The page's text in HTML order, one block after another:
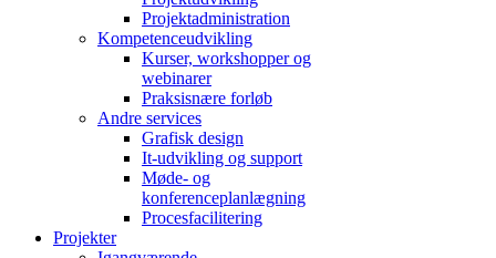
Projektadministration
Kompetenceudvikling
Kurser, workshopper og
webinarer
Praksisnære forløb
Andre services
Grafisk design
It-udvikling og support
Møde- og
konferenceplanlægning
Procesfacilitering
Projekter